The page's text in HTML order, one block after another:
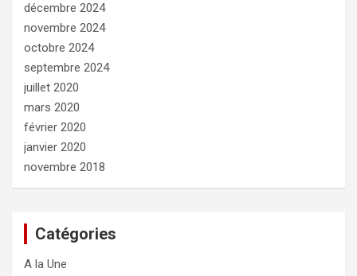
décembre 2024
novembre 2024
octobre 2024
septembre 2024
juillet 2020
mars 2020
février 2020
janvier 2020
novembre 2018
Catégories
A la Une